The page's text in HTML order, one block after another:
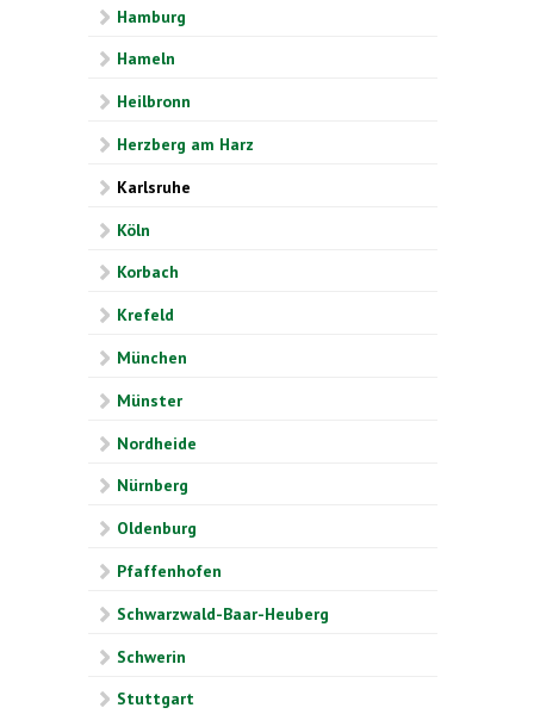
Hamburg
Hameln
Heilbronn
Herzberg am Harz
Karlsruhe
Köln
Korbach
Krefeld
München
Münster
Nordheide
Nürnberg
Oldenburg
Pfaffenhofen
Schwarzwald-Baar-Heuberg
Schwerin
Stuttgart